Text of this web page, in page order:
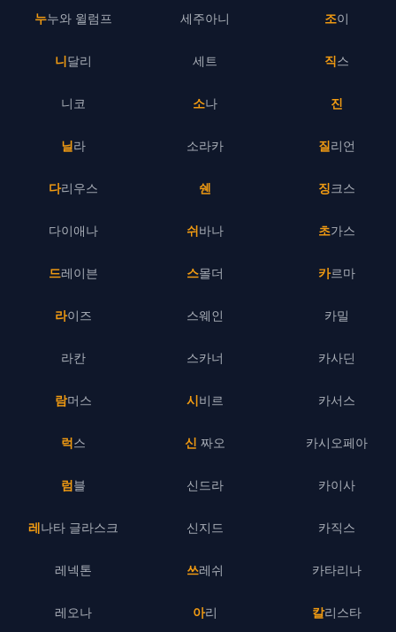
누누와 윌럼프
니달리
니코
닐라
다리우스
다이애나
드레이븐
라이즈
라칸
람머스
럭스
럼블
레나타 글라스크
레넥톤
레오나
세주아니
세트
소나
소라카
쉔
쉬바나
스몰더
스웨인
스카너
시비르
신 짜오
신드라
신지드
쓰레쉬
아리
조이
직스
진
질리언
징크스
초가스
카르마
카밀
카사딘
카서스
카시오페아
카이사
카직스
카타리나
칼리스타